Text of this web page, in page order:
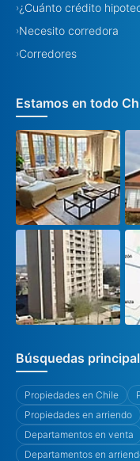
›¿Cuánto crédito
›Necesito corredora
›Corredores
Estamos en todo
Búsquedas
Propiedades en Chile
Propiedades en arriendo
Departamentos en venta
Departamentos en